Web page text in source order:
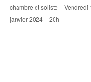
chambre et soliste – Vendredi
janvier 2024 – 20h